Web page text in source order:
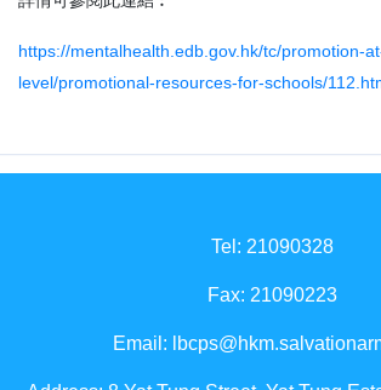
https://mentalhealth.edb.gov.hk/tc/promotion-
level/promotional-resources-for-schools/
Tel: 21090328
Fax: 21090223
Email: